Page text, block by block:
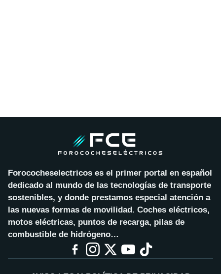
Forococheselectricos es el primer portal en español
dedicado al mundo de las tecnologías de transporte
sostenibles, y donde prestamos especial atención a
las nuevas formas de movilidad. Coches eléctricos,
motos eléctricas, puntos de recarga, pilas de
combustible de hidrógeno…